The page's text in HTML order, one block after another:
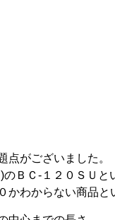
点がございました。
ＢＣ‐１２０ＳＵと
かわからない商品と